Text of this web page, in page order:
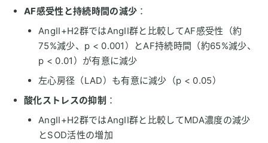
AF感受性と持続時間の減少 ：
AngII+H2群ではAngII群と比較してAF感受性（約
75%減少、p < 0.001）とAF持続時間（約65%減少、
p < 0.01）が有意に減少
左心房径（LAD）も有意に減少（p < 0.05）
酸化ストレスの抑制 ：
AngII+H2群ではAngII群と比較してMDA濃度の減少
とSOD活性の増加